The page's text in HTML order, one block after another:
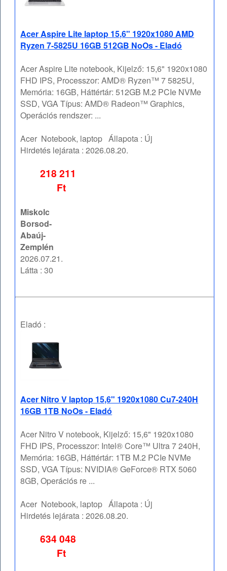
Acer Aspire Lite laptop 15,6" 1920x1080 AMD
Ryzen 7-5825U 16GB 512GB NoOs - Eladó
Acer Aspire Lite notebook, Kijelző: 15,6" 1920x1080
FHD IPS, Processzor: AMD® Ryzen™ 7 5825U,
Memória: 16GB, Háttértár: 512GB M.2 PCIe NVMe
SSD, VGA Típus: AMD® Radeon™ Graphics,
Operációs rendszer: ...
Acer Notebook, laptop Állapota : Új
Hirdetés lejárata :2026.08.20.
218 211
Ft
Miskolc
Borsod-
Abaúj-
Zemplén
2026.07.21.
Látta : 30
Eladó :
Acer Nitro V laptop 15,6" 1920x1080 Cu7-240H
16GB 1TB NoOs - Eladó
Acer Nitro V notebook, Kijelző: 15,6" 1920x1080
FHD IPS, Processzor: Intel® Core™ Ultra 7 240H,
Memória: 16GB, Háttértár: 1TB M.2 PCIe NVMe
SSD, VGA Típus: NVIDIA® GeForce® RTX 5060
8GB, Operációs re ...
Acer Notebook, laptop Állapota : Új
Hirdetés lejárata :2026.08.20.
634 048
Ft